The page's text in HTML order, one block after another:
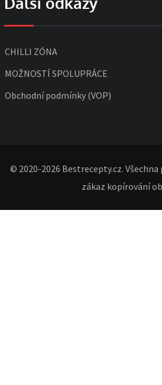
CHILLI ZÓNA
MOŽNOSTÍ SPOLUPRÁCE
Obchodní podmínky (VOP)
© 2020-2026 Bestrecepty.cz.
zákaz kopírování